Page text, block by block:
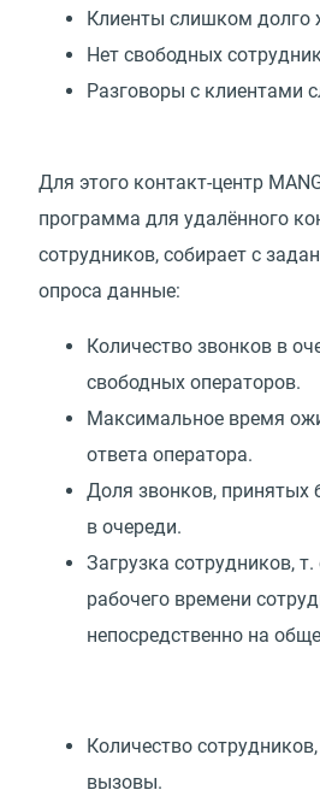
Клиенты слишком долго
Нет свободных
Разговоры с клиентами
Для этого контакт-центр
программа для удалённого
сотрудников, собирает с
опроса данные:
Количество звонков в
свободных операторов.
Максимальное время
ответа оператора.
Доля звонков, принятых
в очереди.
Загрузка сотрудников, т.
рабочего времени
непосредственно на
Количество
вызовы.